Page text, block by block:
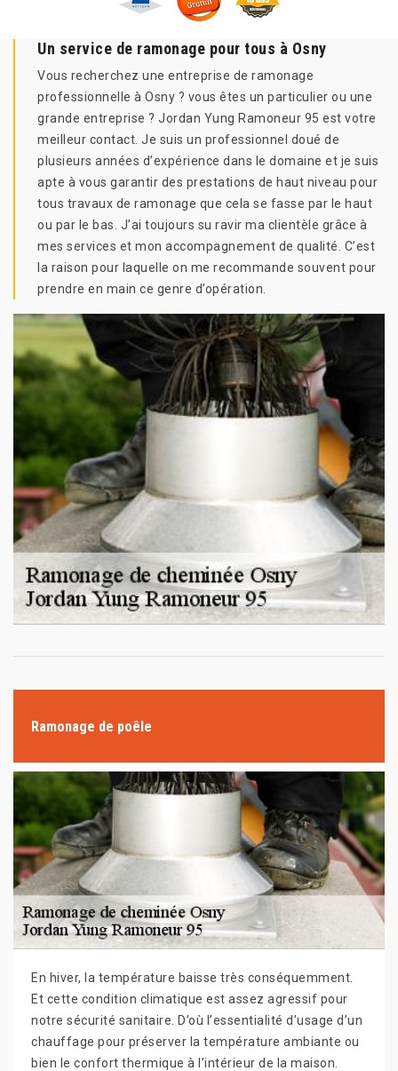
Un service de ramonage pour tous à Osny
Vous recherchez une entreprise de ramonage
professionnelle à Osny ? vous êtes un particulier ou une
grande entreprise ? Jordan Yung Ramoneur 95 est votre
meilleur contact. Je suis un professionnel doué de
plusieurs années d’expérience dans le domaine et je suis
apte à vous garantir des prestations de haut niveau pour
tous travaux de ramonage que cela se fasse par le haut
ou par le bas. J’ai toujours su ravir ma clientèle grâce à
mes services et mon accompagnement de qualité. C’est
la raison pour laquelle on me recommande souvent pour
prendre en main ce genre d’opération.
Ramonage de poêle
En hiver, la température baisse très conséquemment.
Et cette condition climatique est assez agressif pour
notre sécurité sanitaire. D’où l’essentialité d’usage d’un
chauffage pour préserver la température ambiante ou
bien le confort thermique à l’intérieur de la maison.